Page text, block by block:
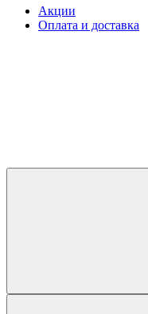
Акции
Оплата и доставка